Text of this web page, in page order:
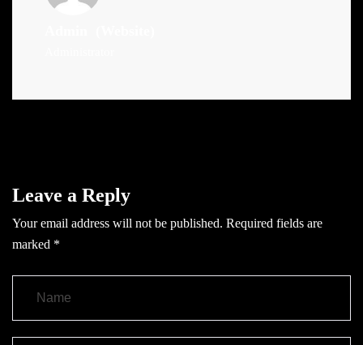
Leave a Reply
Your email address will not be published. Required fields are
marked *